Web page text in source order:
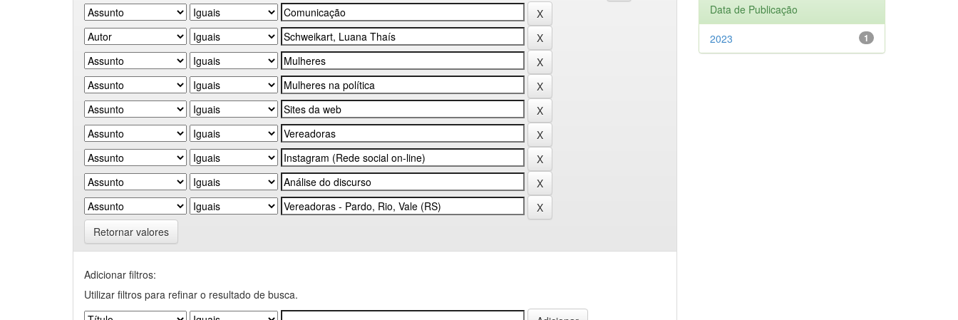
Retornar valores
Adicionar filtros:
Utilizar filtros para refinar o resultado de busca.
Data de Publicação
1
2023